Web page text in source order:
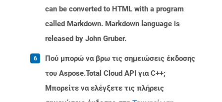
can be converted to HTML with a program
called Markdown. Markdown language is
released by John Gruber.
Πού μπορώ να βρω τις σημειώσεις έκδοσης
του Aspose.Total Cloud API για C++;
Μπορείτε να ελέγξετε τις πλήρεις